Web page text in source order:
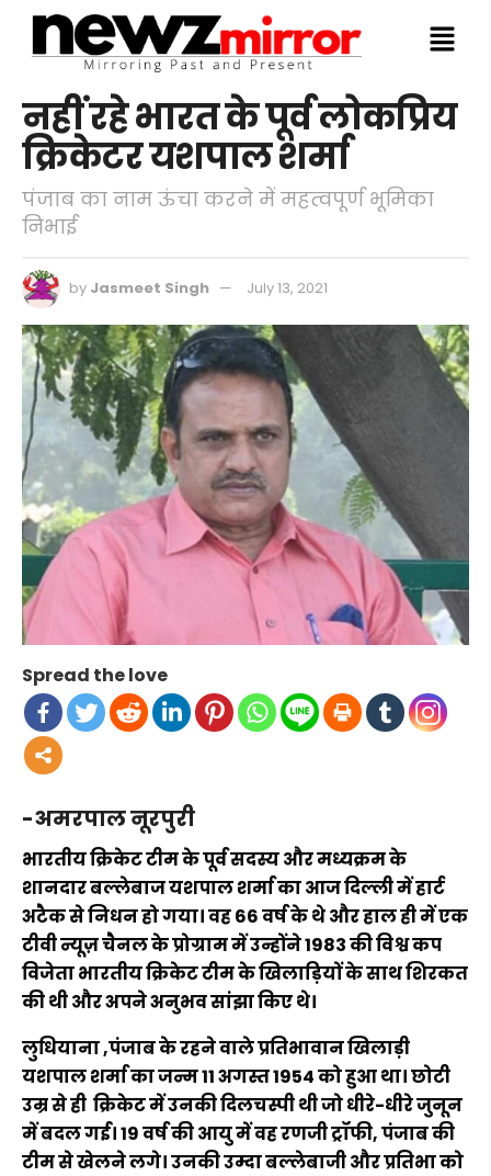
नहीं रहे भारत के पूर्व लोकप्रिय
क्रिकेटर यशपाल शर्मा
पंजाब का नाम ऊंचा करने में महत्वपूर्ण भूमिका
निभाई
by Jasmeet Singh July 13, 2021
Spread the love
-अमरपाल नूरपुरी
भारतीय क्रिकेट टीम के पूर्व सदस्य और मध्यक्रम के
शानदार बल्लेबाज यशपाल शर्मा का आज दिल्ली में हार्ट
अटैक से निधन हो गया। वह 66 वर्ष के थे और हाल ही में एक
टीवी न्यूज़ चैनल के प्रोग्राम में उन्होंने 1983 की विश्व कप
विजेता भारतीय क्रिकेट टीम के खिलाड़ियों के साथ शिरकत
की थी और अपने अनुभव सांझा किए थे।
लुधियाना ,पंजाब के रहने वाले प्रतिभावान खिलाड़ी
यशपाल शर्मा का जन्म 11 अगस्त 1954 को हुआ था। छोटी
उम्र से ही क्रिकेट में उनकी दिलचस्पी थी जो धीरे-धीरे जुनून
में बदल गई। 19 वर्ष की आयु में वह रणजी ट्रॉफी, पंजाब की
टीम से खेलने लगे। उनकी उम्दा बल्लेबाजी और प्रतिभा को